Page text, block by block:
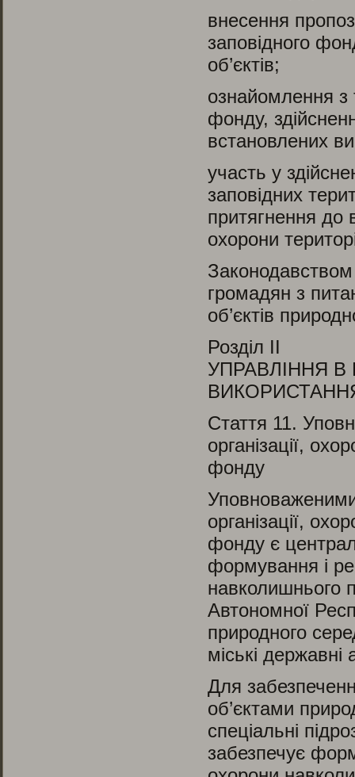
внесення
заповідного
об’єктів;
ознайомлення з
фонду,
встановлених
участь у
заповідних
притягнення до
охорони
Законодавством
громадян з
об’єктів
Розділ II
УПРАВЛІННЯ В
Стаття 11.
організації,
фонду
організації,
фонду є
формування і
навколишнього
Автономної
природного
міські державні
Для
об’єктами
спеціальні
забезпечує